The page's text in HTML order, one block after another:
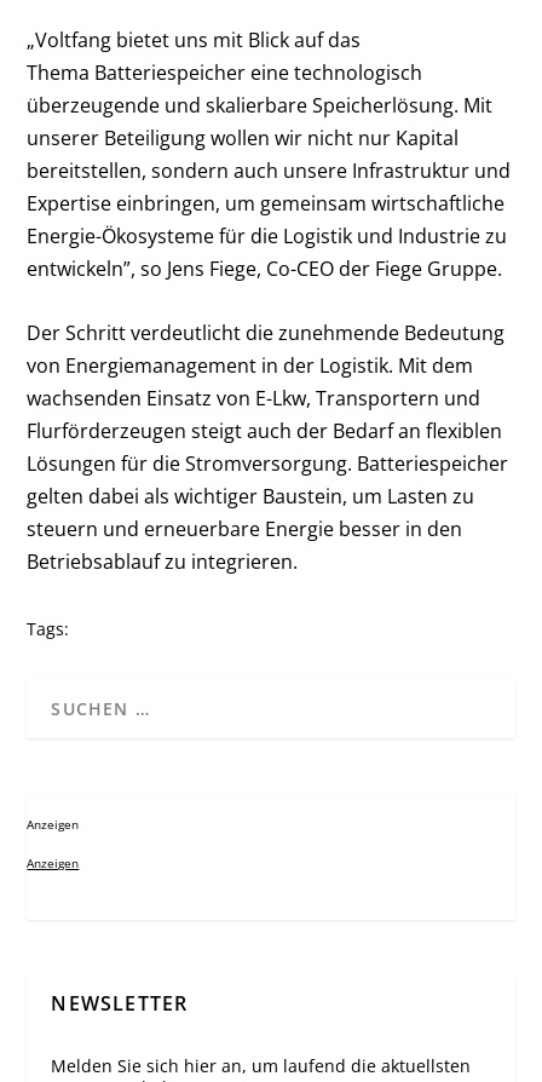
„Voltfang bietet uns mit Blick auf das
Thema Batteriespeicher eine technologisch
überzeugende und skalierbare Speicherlösung. Mit
unserer Beteiligung wollen wir nicht nur Kapital
bereitstellen, sondern auch unsere Infrastruktur und
Expertise einbringen, um gemeinsam wirtschaftliche
Energie-Ökosysteme für die Logistik und Industrie zu
entwickeln”, so Jens Fiege, Co-CEO der Fiege Gruppe.
Der Schritt verdeutlicht die zunehmende Bedeutung
von Energiemanagement in der Logistik. Mit dem
wachsenden Einsatz von E-Lkw, Transportern und
Flurförderzeugen steigt auch der Bedarf an flexiblen
Lösungen für die Stromversorgung. Batteriespeicher
gelten dabei als wichtiger Baustein, um Lasten zu
steuern und erneuerbare Energie besser in den
Betriebsablauf zu integrieren.
Tags:
Anzeigen
Anzeigen
NEWSLETTER
Melden Sie sich hier an, um laufend die aktuellsten